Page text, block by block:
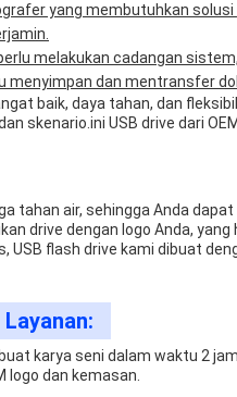
yang membutuhkan
melakukan cadangan
menyimpan dan mentransfer
baik, daya tahan, dan
skenario.ini USB drive dari
tahan air, sehingga Anda
drive dengan logo Anda,
USB flash drive kami dibuat
karya seni dalam waktu 2
logo dan kemasan.